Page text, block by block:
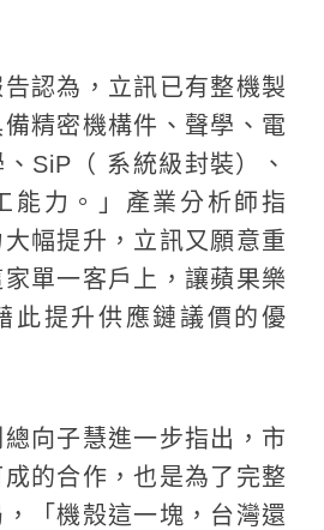
認為，立訊已有整機製
精密機構件、聲學、電
SiP（ 系統級封裝）、
能力。」產業分析師指
幅提升，立訊又願意重
單一客戶上，讓蘋果樂
此提升供應鏈議價的優
向子慧進一步指出，市
的合作，也是為了完整
「機殼這一塊，台灣還